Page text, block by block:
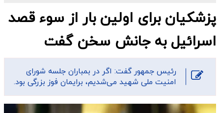
پزشکیان برای اولین بار از سوء قصد
اسرائیل به جانش سخن گفت
رئیس جمهور گفت: اگر در بمباران جلسه شورای
امنیت ملی شهید می‌شدیم، برایمان فوز بزرگی بود.